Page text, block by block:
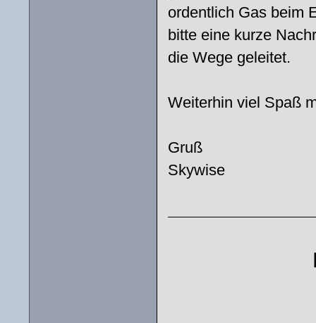
ordentlich Gas beim
bitte eine kurze
die Wege geleitet.
Weiterhin viel Spaß
Gruß
Skywise